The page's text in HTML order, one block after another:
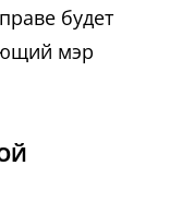
будет
мэр